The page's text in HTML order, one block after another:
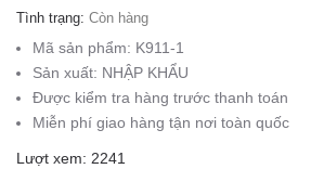
Tình trạng: Còn hàng
Mã sản phẩm: K911-1
Sản xuất: NHẬP KHẨU
Được kiểm tra hàng trước thanh toán
Miễn phí giao hàng tận nơi toàn quốc
Lượt xem: 2241